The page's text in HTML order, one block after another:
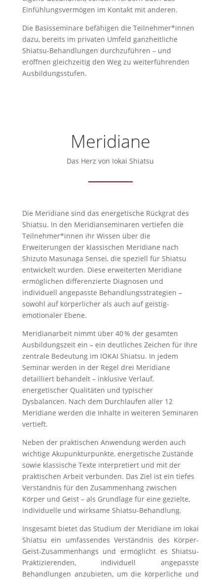
Einfühlungsvermögen im Kontakt mit anderen.
Die Basisseminare befähigen die Teilnehmer*innen
dazu, bereits im privaten Umfeld ganzheitliche
Shiatsu-Behandlungen durchzuführen – und
eröffnen gleichzeitig den Weg zu weiterführenden
Ausbildungsstufen.
Meridiane
Das Herz von Iokai Shiatsu
Die Meridiane sind das energetische Rückgrat des
Shiatsu. In den Meridianseminaren vertiefen die
Teilnehmer*innen ihr Wissen über die
Erweiterungen der klassischen Meridiane nach
Shizuto Masunaga Sensei, die speziell für Shiatsu
entwickelt wurden. Diese erweiterten Meridiane
ermöglichen differenzierte Diagnosen und
individuell angepasste Behandlungsstrategien –
sowohl auf körperlicher als auch auf geistig-
emotionaler Ebene.
Meridianarbeit nimmt über 40 % der gesamten
Ausbildungszeit ein – ein deutliches Zeichen für ihre
zentrale Bedeutung im IOKAI Shiatsu. In jedem
Seminar werden in der Regel drei Meridiane
detailliert behandelt – inklusive Verlauf,
energetischer Qualitäten und typischer
Dysbalancen. Nach dem Durchlaufen aller 12
Meridiane werden die Inhalte in weiteren Seminaren
vertieft.
Neben der praktischen Anwendung werden auch
wichtige Akupunkturpunkte, energetische Zustände
sowie klassische Texte interpretiert und mit der
praktischen Arbeit verbunden. Das Ziel ist ein tiefes
Verständnis für den Zusammenhang zwischen
Körper und Geist – als Grundlage für eine gezielte,
individuelle und wirksame Shiatsu-Behandlung.
Insgesamt bietet das Studium der Meridiane im Iokai
Shiatsu ein umfassendes Verständnis des Körper-
Geist-Zusammenhangs und ermöglicht es Shiatsu-
Praktizierenden, individuell angepasste
Behandlungen anzubieten, um die körperliche und